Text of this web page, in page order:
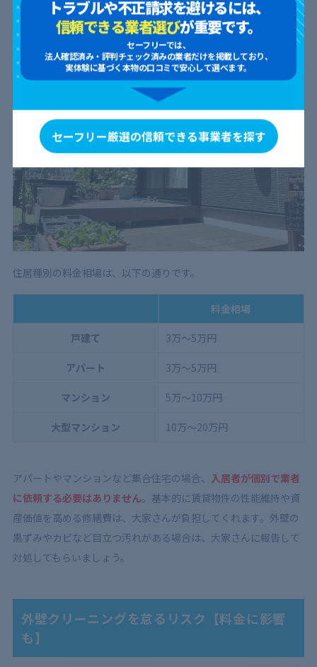
外壁クリーニングの料金相場【住居種別】
住居種別の料金相場は、以下の通りです。
料金相場
戸建て 3万〜5万円
アパート 3万〜5万円
マンション 5万〜10万円
大型マンション 10万〜20万円
アパートやマンションなど集合住宅の場合、 入居者が個別で業者
に依頼する必要はありません。基本的に賃貸物件の性能維持や資
産価値を高める修繕費は、大家さんが負担してくれます。外壁の
黒ずみやカビなど目立つ汚れがある場合は、大家さんに報告して
対処してもらいましょう。
外壁クリーニングを怠るリスク【料金に影響
も】
トラブルや不正請求を避けるには、
信頼できる業者選びが重要です。
セーフリーでは、
法人確認済み・評判チェック済みの業者だけを掲載しており、
実体験に基づく本物の口コミで安心して選べます。
セーフリー厳選の信頼できる事業者を探す